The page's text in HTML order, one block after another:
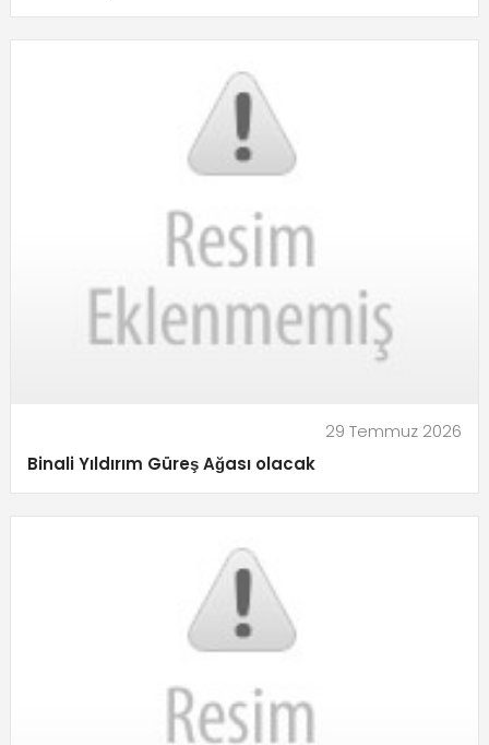
29 Temmuz 2026
Binali Yıldırım Güreş Ağası olacak